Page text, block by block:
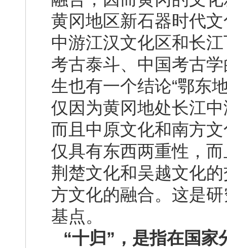
黄冈地区新石器时代
中游江汉文化区和长
考古泰斗、中国考古
生也有一个结论“鄂东
仅因为黄冈地处长江
而且中原文化和南方
仅具有东西两重性，
荆楚文化和吴越文化
方文化的融合。这是
基点。
“十归”，是指在国